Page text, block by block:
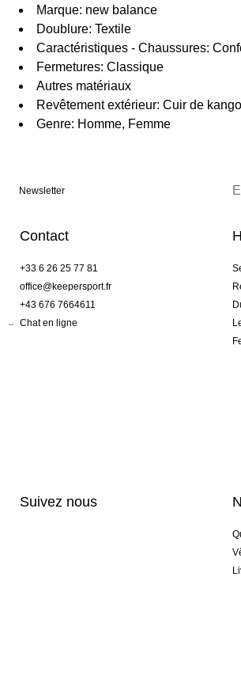
Marque: new balance
Doublure: Textile
Caractéristiques - Chaussures:
Fermetures: Classique
Autres matériaux
Revêtement extérieur: Cuir de
Genre: Homme, Femme
Newsletter
Contact
+33 6 26 25 77 81
office@keepersport.fr
+43 676 7664611
Chat en ligne
Suivez nous